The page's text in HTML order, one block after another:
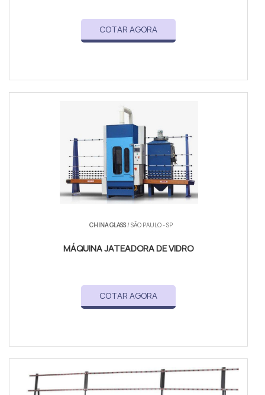
COTAR AGORA
CHINA GLASS/ SÃO PAULO - SP
MÁQUINA JATEADORA DE VIDRO
COTAR AGORA